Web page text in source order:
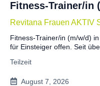
Fitness-Trainer/in
Revitana Frauen AKTIV
Teilzeit
Fitness-Trainer/in (m/w/d)
für Einsteiger offen. Seit
August 7, 2026